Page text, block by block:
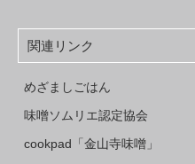
関連リンク
めざましごはん
味噌ソムリエ認定協会
cookpad「金山寺味噌」